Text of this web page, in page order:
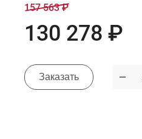
157 563 ₽
130 278 ₽
Заказать